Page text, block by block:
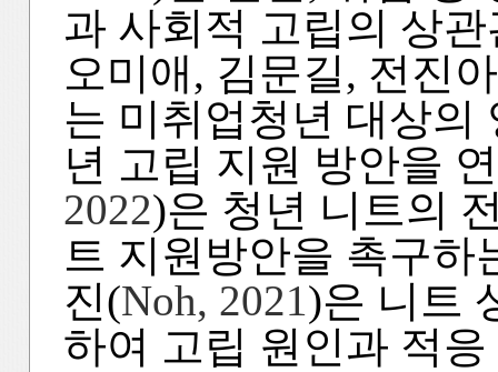
과 사회적 고립의 상
오미애, 김문길, 전진
는 미취업청년 대상의
년 고립 지원 방안을
2022)은 청년 니트의
트 지원방안을 촉구하
진(Noh, 2021)은 니트
하여 고립 원인과 적